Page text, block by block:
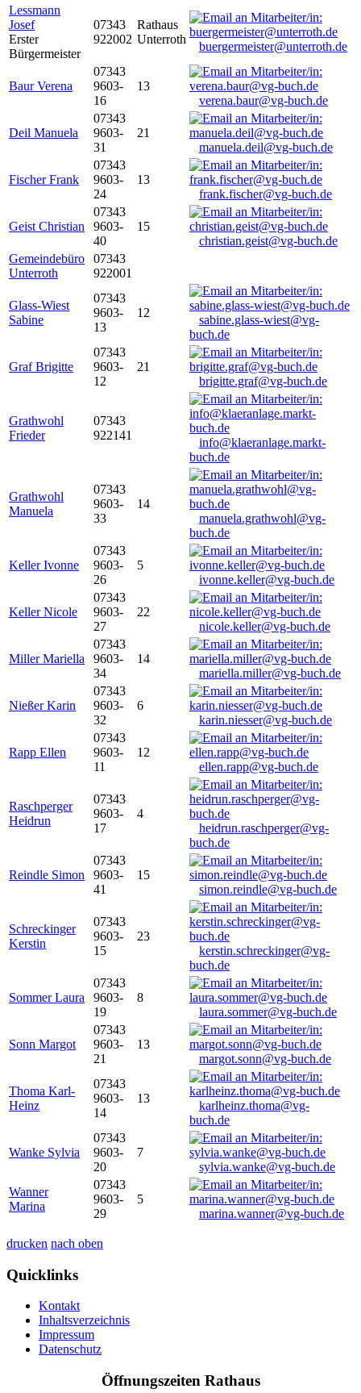
Lessmann
Josef
Erster
Bürgermeister
07343
922002
Rathaus
Unterroth
buergermeister@unterroth.de
Baur Verena
07343
9603-
16
13
verena.baur@vg-buch.de
Deil Manuela
07343
9603-
31
21
manuela.deil@vg-buch.de
Fischer Frank
07343
9603-
24
13
frank.fischer@vg-buch.de
Geist Christian
07343
9603-
40
15
christian.geist@vg-buch.de
Gemeindebüro
Unterroth
07343
922001
Glass-Wiest
Sabine
07343
9603-
13
12
sabine.glass-wiest@vg-
buch.de
Graf Brigitte
07343
9603-
12
21
brigitte.graf@vg-buch.de
Grathwohl
Frieder
07343
922141
info@klaeranlage.markt-
buch.de
Grathwohl
Manuela
07343
9603-
33
14
manuela.grathwohl@vg-
buch.de
Keller Ivonne
07343
9603-
26
5
ivonne.keller@vg-buch.de
Keller Nicole
07343
9603-
27
22
nicole.keller@vg-buch.de
Miller Mariella
07343
9603-
34
14
mariella.miller@vg-buch.de
Nießer Karin
07343
9603-
32
6
karin.niesser@vg-buch.de
Rapp Ellen
07343
9603-
11
12
ellen.rapp@vg-buch.de
Raschperger
Heidrun
07343
9603-
17
4
heidrun.raschperger@vg-
buch.de
Reindle Simon
07343
9603-
41
15
simon.reindle@vg-buch.de
Schreckinger
Kerstin
07343
9603-
15
23
kerstin.schreckinger@vg-
buch.de
Sommer Laura
07343
9603-
19
8
laura.sommer@vg-buch.de
Sonn Margot
07343
9603-
21
13
margot.sonn@vg-buch.de
Thoma Karl-
Heinz
07343
9603-
14
13
karlheinz.thoma@vg-
buch.de
Wanke Sylvia
07343
9603-
20
7
sylvia.wanke@vg-buch.de
Wanner
Marina
07343
9603-
29
5
marina.wanner@vg-buch.de
drucken nach oben
Quicklinks
Kontakt
Inhaltsverzeichnis
Impressum
Datenschutz
Öffnungszeiten Rathaus